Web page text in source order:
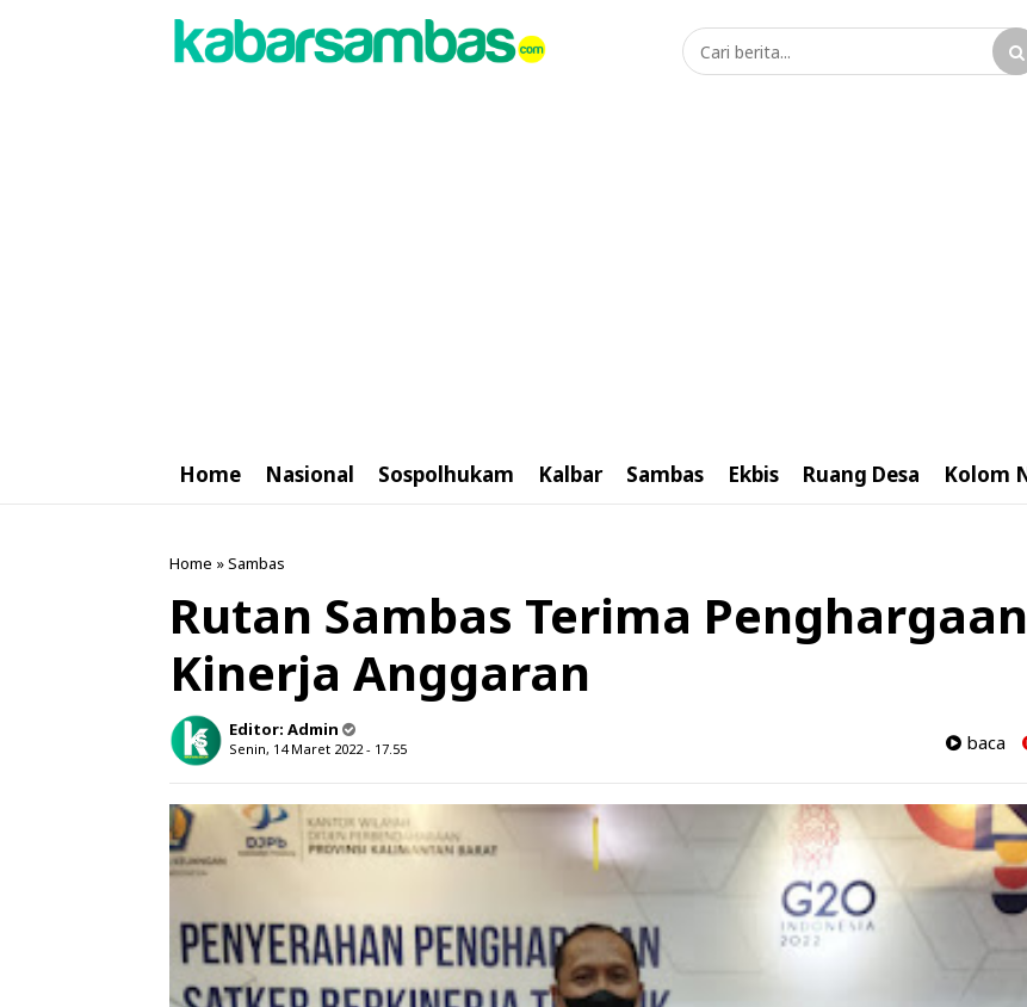
Home Nasional Sospolhukam Kalbar Sambas Ekbis Ruang Desa Kolom
Home »Sambas
Rutan Sambas Terima Penghargaan
Kinerja Anggaran
Editor: Admin
Senin, 14 Maret 2022 - 17.55 baca